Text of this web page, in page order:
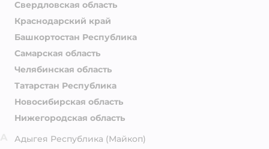
Свердловская область
Краснодарский край
Башкортостан Республика
Самарская область
Челябинская область
Татарстан Республика
Новосибирская область
Нижегородская область
Адыгея Республика (Майкоп)